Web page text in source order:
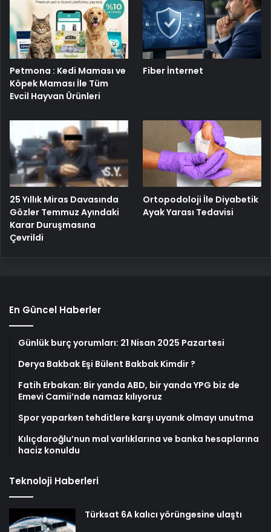
Petmona : Kedi Maması ve
Köpek Maması İle Tüm
Evcil Hayvan Ürünleri
Fiber İnternet
25 Yıllık Miras Davasında
Gözler Temmuz Ayındaki
Karar Duruşmasına
Çevrildi
Ortopodoloji İle Diyabetik
Ayak Yarası Tedavisi
En Güncel Haberler
Günlük burç yorumları: 21 Nisan 2025 Pazartesi
Derya Bakbak Eşi Bülent Bakbak Kimdir ?
Fatih Erbakan: Bir yanda ABD, bir yanda YPG biz de
Emevi Camii’nde namaz kılıyoruz
Spor yaparken tehditlere karşı uyanık olmayı unutma
Kılıçdaroğlu’nun mal varlıklarına ve banka hesaplarına
haciz konuldu
Teknoloji Haberleri
Türksat 6A kalıcı yörüngesine ulaştı